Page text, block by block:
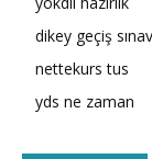
dikey geçiş
nettekurs tus
yds ne zaman